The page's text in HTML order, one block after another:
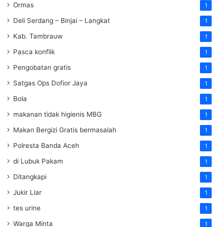
Ormas 1
Deli Serdang – Binjai – Langkat 1
Kab. Tambrauw 1
Pasca konflik 1
Pengobatan gratis 1
Satgas Ops Dofior Jaya 1
Bola 1
makanan tidak higienis MBG 1
Makan Bergizi Gratis bermasalah 1
Polresta Banda Aceh 1
di Lubuk Pakam 1
Ditangkapi 1
Jukir Liar 1
tes urine 1
Warga Minta 1